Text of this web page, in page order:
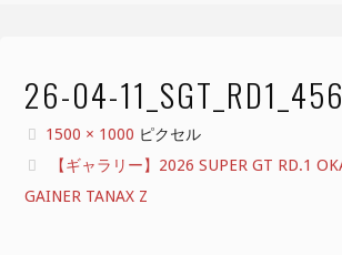
26-04-
フ
ル
サ
1500 × 1000 ピクセル
【ギャラリー】2026 SUPER GT RD.1
GAINER TANAX Z